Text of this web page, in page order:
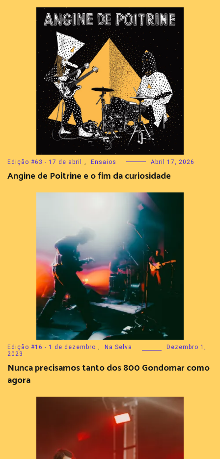
Edição #63 - 17 de abril Ensaios Abril 17, 2026
Angine de Poitrine e o fim da curiosidade
Edição #16 - 1 de dezembro Na Selva
Dezembro 1,
2023
Nunca precisamos tanto dos 800 Gondomar como
agora